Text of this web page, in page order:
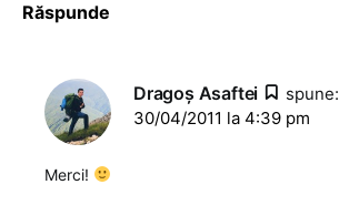
Răspunde
Dragoş Asaftei
spune:
30/04/2011 la 4:39 pm
Merci!